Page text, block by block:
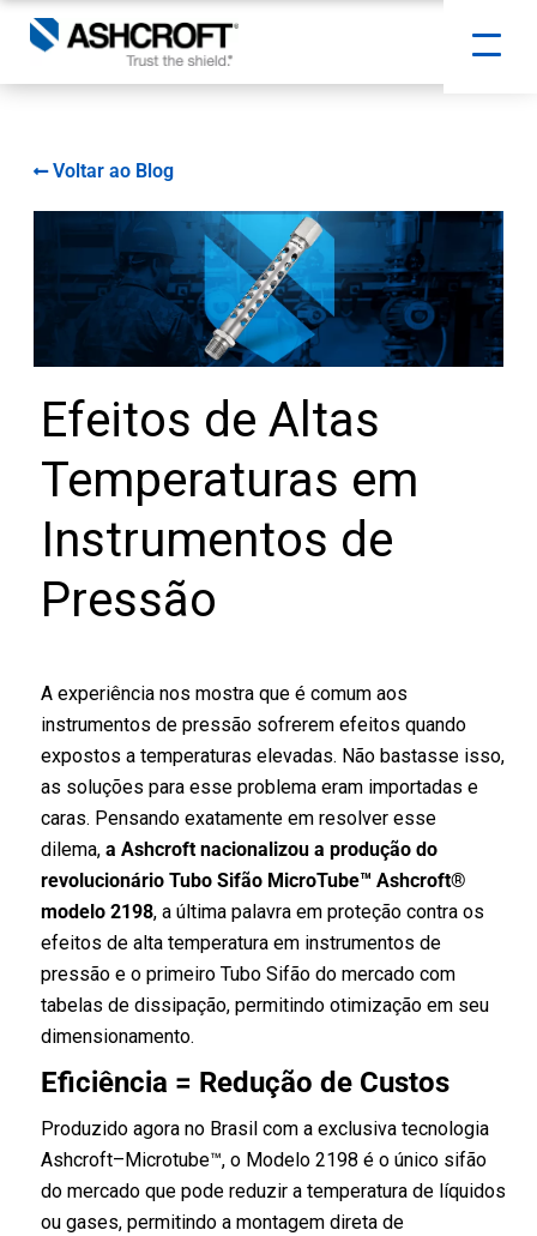
Voltar ao Blog
Efeitos de Altas
Temperaturas em
Instrumentos de
Pressão
A experiência nos mostra que é comum aos
instrumentos de pressão sofrerem efeitos quando
expostos a temperaturas elevadas. Não bastasse isso,
as soluções para esse problema eram importadas e
caras. Pensando exatamente em resolver esse
dilema,a Ashcroft nacionalizou a produção do
revolucionário Tubo Sifão MicroTube™ Ashcroft®
modelo 2198, a última palavra em proteção contra os
efeitos de alta temperatura em instrumentos de
pressão e o primeiro Tubo Sifão do mercado com
tabelas de dissipação, permitindo otimização em seu
dimensionamento.
Eficiência = Redução de Custos
Produzido agora no Brasil com a exclusiva tecnologia
Ashcroft–Microtube™, o Modelo 2198 é o único sifão
do mercado que pode reduzir a temperatura de líquidos
ou gases, permitindo a montagem direta de